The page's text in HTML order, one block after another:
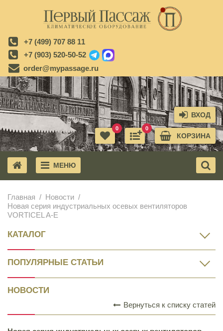
+7 (499) 707 88 11
+7 (903) 520-50-52
order@mypassage.ru
ВХОД
КОРЗИНА
0
0
МЕНЮ
Главная
Новости
Новая серия индустриальных осевых вентиляторов
VORTICEL A-E
КАТАЛОГ
ПОПУЛЯРНЫЕ СТАТЬИ
НОВОСТИ
Вернуться к списку статей